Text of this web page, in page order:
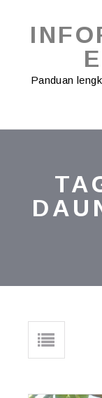
content
Panduan